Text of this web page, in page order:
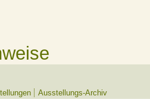
Ausstellungs-Archiv